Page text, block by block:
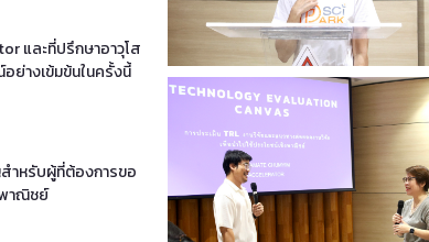
และที่ปรึกษาอาวุโส
ย่างเข้มข้นในครั้งนี้
ำหรับผู้ที่ต้องการขอ
พาณิชย์